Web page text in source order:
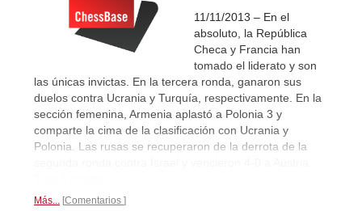
11/11/2013 – En el
absoluto, la República
Checa y Francia han
tomado el liderato y son
las únicas invictas. En la tercera ronda, ganaron sus
duelos contra Ucrania y Turquía, respectivamente. En la
sección femenina, Armenia aplastó a Polonia 3 y
comparte la cima de la clasificación con Ucrania y
Polonia. Las rusas se recuperaron de la derrota de la
Más... Comentarios